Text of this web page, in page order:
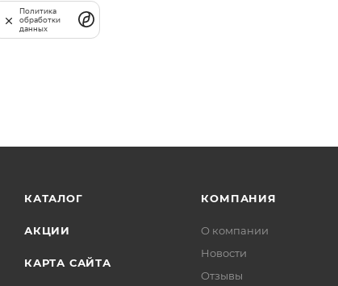
КАТАЛОГ
АКЦИИ
КАРТА САЙТА
КОМПАНИЯ
О компании
Новости
Отзывы
Политика
обработки
данных